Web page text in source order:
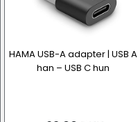
HAMA USB-A adapter | USB A
han – USB C hun